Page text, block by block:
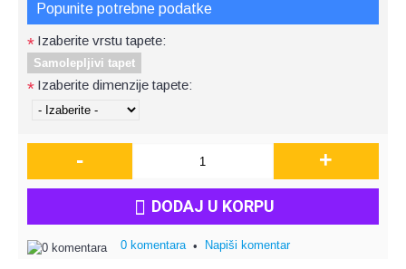
Popunite potrebne podatke
* Izaberite vrstu tapete:
Samolepljivi tapet
* Izaberite dimenzije tapete:
- +
DODAJ U KORPU
0 komentara• Napiši komentar